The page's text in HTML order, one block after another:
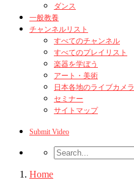
ダンス
一般教養
チャンネルリスト
すべてのチャンネル
すべてのプレイリスト
楽器を学ぼう
アート・美術
日本各地のライブカメラ
セミナー
サイトマップ
Submit Video
Home